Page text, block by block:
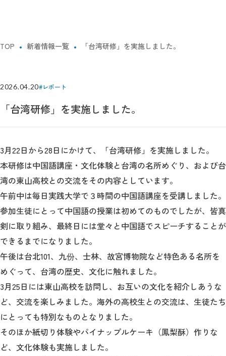
TOP 新着情報一覧 「台湾研修」を実施しました。
2026.04.20#レポート
「台湾研修」を実施しました。
3月22日から28日にかけて、「台湾研修」を実施しました。
本研修は中国語講座・文化体験と台湾の名所めぐり、および台
湾の東山高校との交流をその内容としています。
午前中は毎日実践大学で３時間の中国語講座を受講しました。
参加生徒にとって中国語の授業は初めてのものでしたが、皆真
剣に取り組み、最終日には堂々と中国語でスピーチすることが
できるまでになりました。
午後は台北101、九份、士林、故宮博物院など特色ある名所を
めぐって、台湾の歴史、文化に触れました。
3月25日には東山高校を訪問し、お互いの文化を紹介しあうな
ど、交流を楽しみました。海外の高校生との交流は、生徒たち
にとっても特別なものとなりました。
そのほか紙切り体験やパイナップルケーキ（鳳梨酥）作りな
ど、文化体験も実施しました。